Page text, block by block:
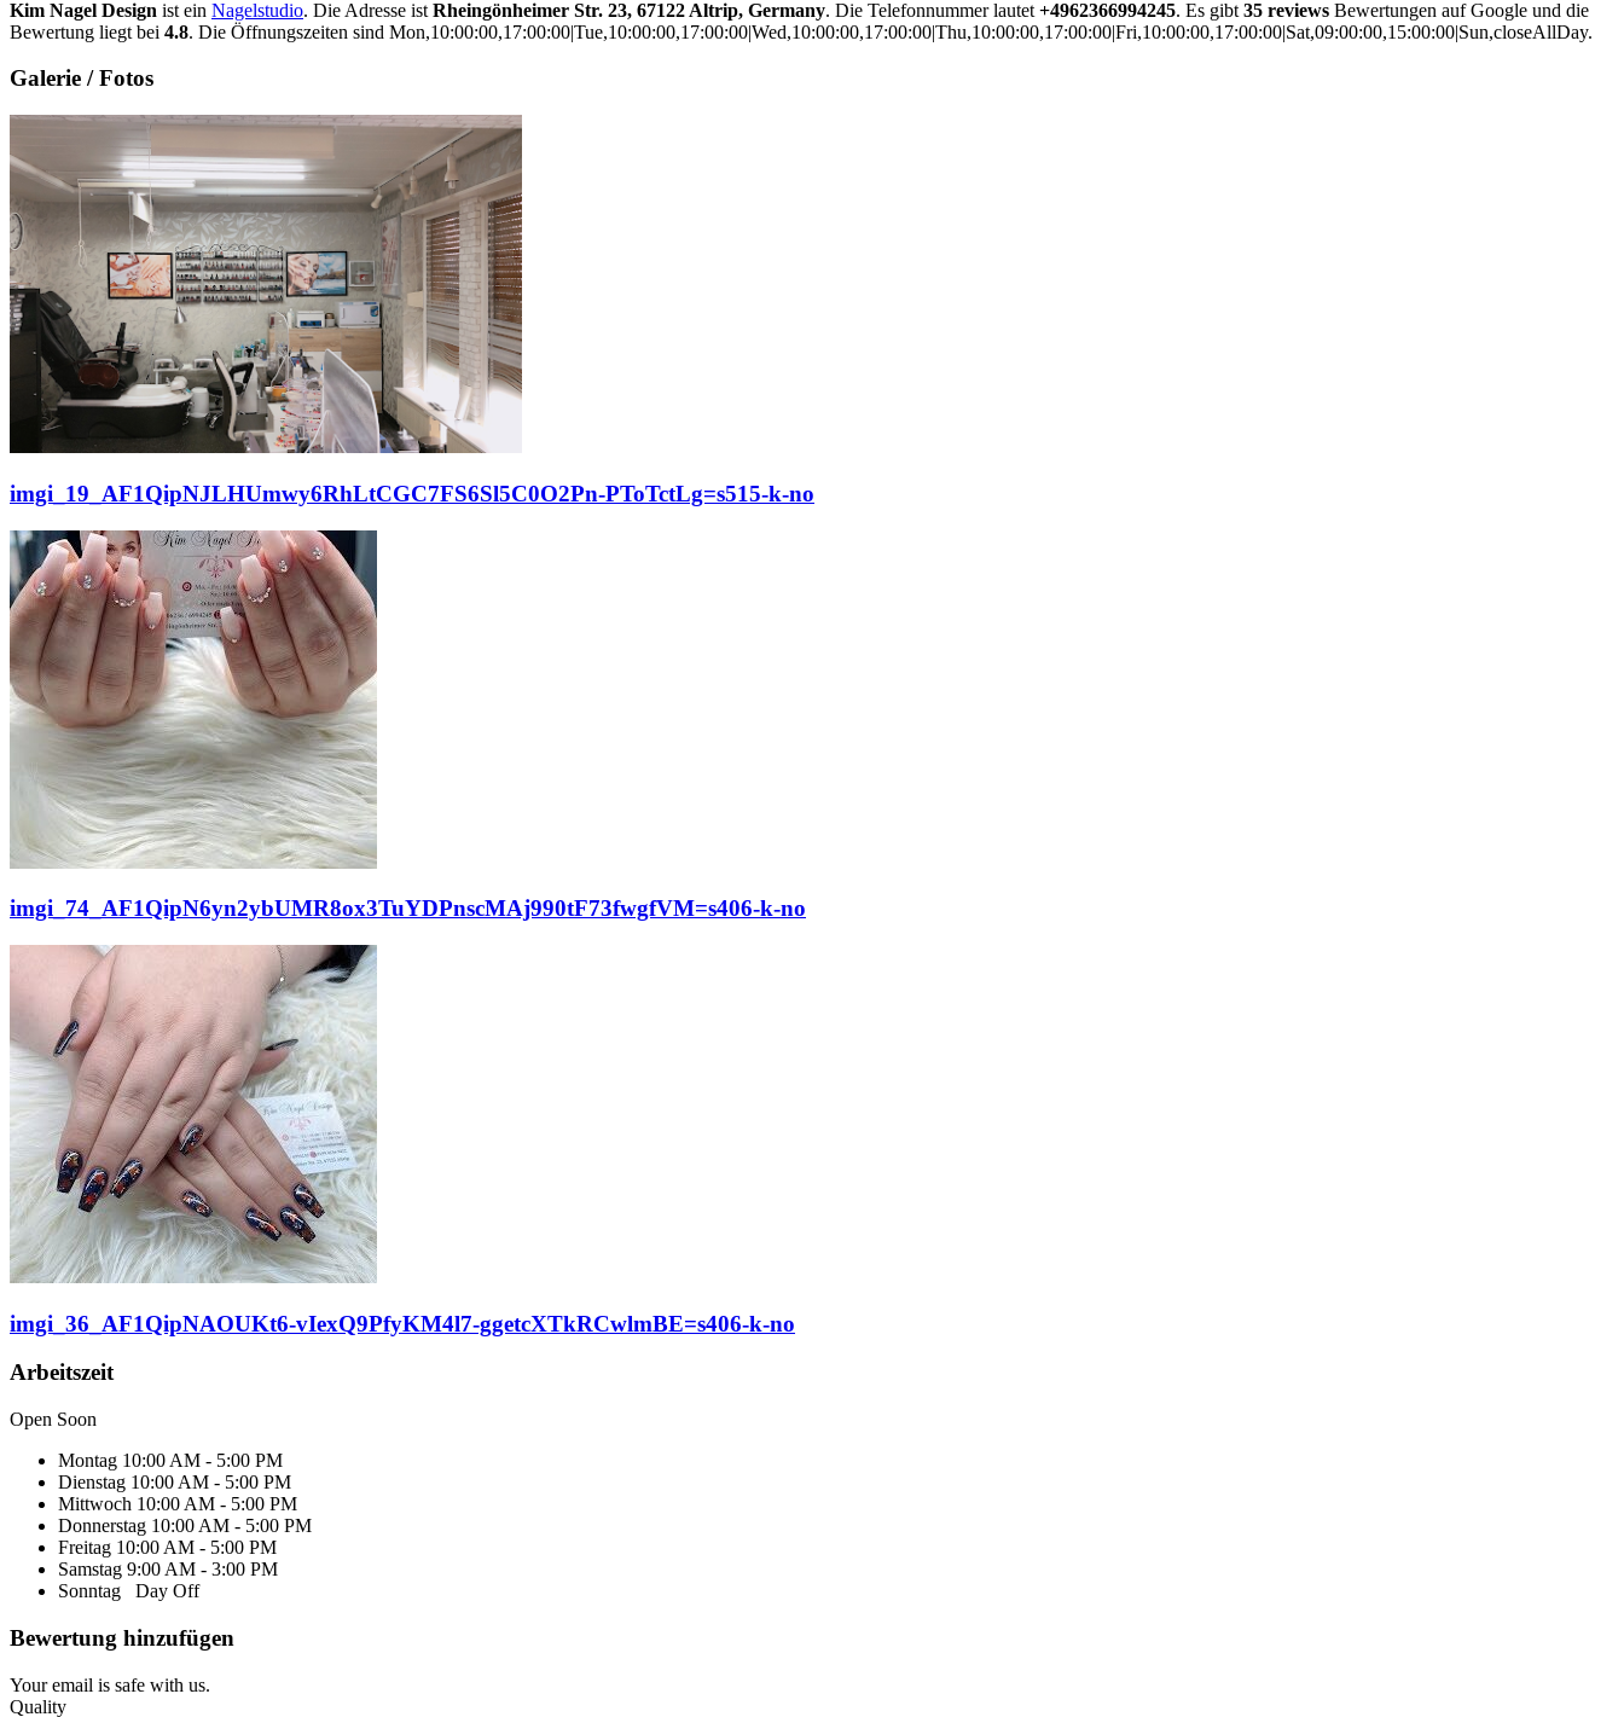
Kim Nagel Design ist ein Nagelstudio. Die Adresse ist Rheingönheimer Str. 23, 67122 Altrip, Germany. Die Telefonnummer lautet +4962366994245. Es gibt 35 reviews Bewertungen auf Google und die
Bewertung liegt bei 4.8. Die Öffnungszeiten sind Mon,10:00:00,17:00:00|Tue,10:00:00,17:00:00|Wed,10:00:00,17:00:00|Thu,10:00:00,17:00:00|Fri,10:00:00,17:00:00|Sat,09:00:00,15:00:00|Sun,closeAllDay.
Galerie / Fotos
imgi_19_AF1QipNJLHUmwy6RhLtCGC7FS6Sl5C0O2Pn-PToTctLg=s515-k-no
imgi_74_AF1QipN6yn2ybUMR8ox3TuYDPnscMAj990tF73fwgfVM=s406-k-no
imgi_36_AF1QipNAOUKt6-vIexQ9PfyKM4l7-ggetcXTkRCwlmBE=s406-k-no
Arbeitszeit
Open Soon
Montag 10:00 AM - 5:00 PM
Dienstag 10:00 AM - 5:00 PM
Mittwoch 10:00 AM - 5:00 PM
Donnerstag 10:00 AM - 5:00 PM
Freitag 10:00 AM - 5:00 PM
Samstag 9:00 AM - 3:00 PM
Sonntag Day Off
Bewertung hinzufügen
Your email is safe with us.
Quality